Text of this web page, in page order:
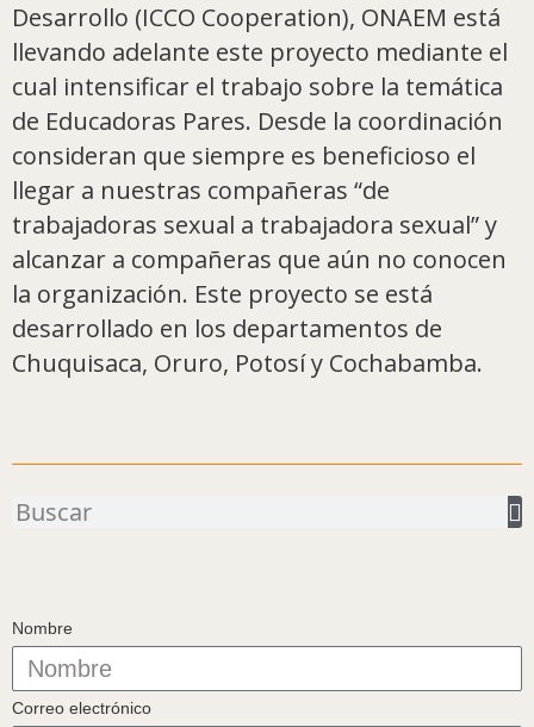
Desarrollo (ICCO Cooperation), ONAEM está
llevando adelante este proyecto mediante el
cual intensificar el trabajo sobre la temática
de Educadoras Pares. Desde la coordinación
consideran que siempre es beneficioso el
llegar a nuestras compañeras “de
trabajadoras sexual a trabajadora sexual” y
alcanzar a compañeras que aún no conocen
la organización. Este proyecto se está
desarrollado en los departamentos de
Chuquisaca, Oruro, Potosí y Cochabamba.
Buscar
Nombre
Correo electrónico